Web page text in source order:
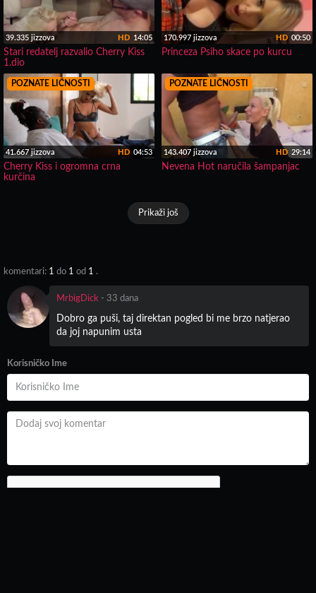
39.335 jizzova 14:05
HD
Stari redatelj razvalio Cherry Kiss
1.dio
170.997 jizzova 00:50
HD
Princeza Psiho skace po kurcu
POZNATE LIČNOSTI
41.667 jizzova 04:53
HD
Cherry Kiss i ogromna crna
kurčina
POZNATE LIČNOSTI
143.407 jizzova 29:14
HD
Nevena Hot naručila šampanjac
Prikaži još
komentari: 1 do 1 od 1 .
MrbigDick - 33 dana
Dobro ga puši, taj direktan pogled bi me brzo natjerao
da joj napunim usta
Korisničko Ime